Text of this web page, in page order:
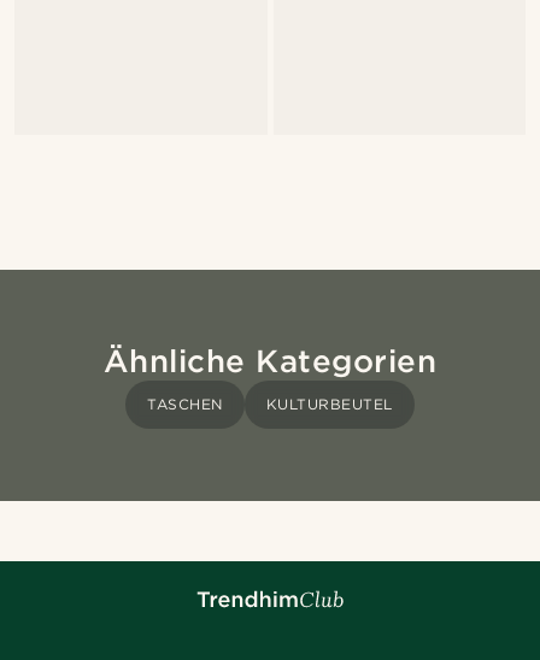
Ähnliche Kategorien
TASCHEN KULTURBEUTEL